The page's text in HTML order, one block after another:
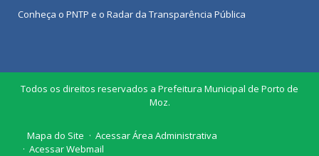
Conheça o PNTP e o Radar da Transparência Pública
Todos os direitos reservados a Prefeitura Municipal de Porto de
Moz.
Mapa do Site
Acessar Área Administrativa
Acessar Webmail